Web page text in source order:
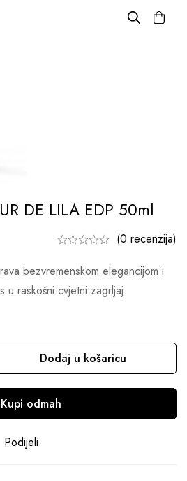
DE LILA EDP 50ml
(0 recenzija)
bezvremenskom elegancijom i
u raskošni cvjetni zagrljaj.
Dodaj u košaricu
Kupi odmah
Podijeli